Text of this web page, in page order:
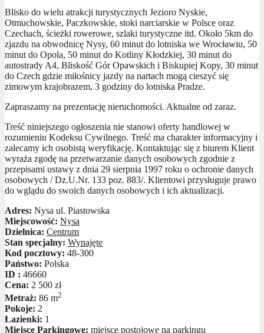
Blisko do wielu atrakcji turystycznych Jezioro Nyskie,
Otmuchowskie, Paczkowskie, stoki narciarskie w Polsce oraz
Czechach, ścieżki rowerowe, szlaki turystyczne itd. Około 5km do
zjazdu na obwodnicę Nysy, 60 minut do lotniska we Wrocławiu, 50
minut do Opola, 50 minut do Kotliny Kłodzkiej, 30 minut do
autostrady A4, Bliskość Gór Opawskich i Biskupiej Kopy, 30 minut
do Czech gdzie miłośnicy jazdy na nartach mogą cieszyć się
zimowym krajobrazem, 3 godziny do lotniska Pradze.
Zapraszamy na prezentację nieruchomości. Aktualne od zaraz.
Treść niniejszego ogłoszenia nie stanowi oferty handlowej w
rozumieniu Kodeksu Cywilnego. Treść ma charakter informacyjny i
zalecamy ich osobistą weryfikację. Kontaktując się z biurem Klient
wyraża zgodę na przetwarzanie danych osobowych zgodnie z
przepisami ustawy z dnia 29 sierpnia 1997 roku o ochronie danych
osobowych / Dz.U.Nr. 133 poz. 883/. Klientowi przysługuje prawo
do wglądu do swoich danych osobowych i ich aktualizacji.
Adres: Nysa ul. Piastowska
Miejscowość: Nysa
Dzielnica: Centrum
Stan specjalny: Wynajęte
Kod pocztowy: 48-300
Państwo: Polska
ID : 46660
Cena: 2 500 zł
Metraż: 86 m2
Pokoje: 2
Łazienki: 1
Miejsce Parkingowe: miejsce postojowe na parkingu